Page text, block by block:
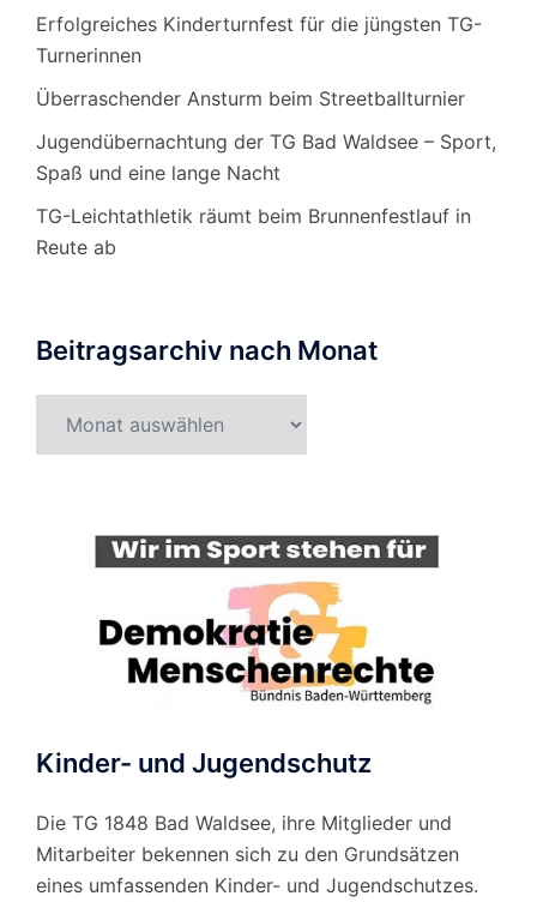
Erfolgreiches Kinderturnfest für die jüngsten TG-
Turnerinnen
Überraschender Ansturm beim Streetballturnier
Jugendübernachtung der TG Bad Waldsee – Sport,
Spaß und eine lange Nacht
TG-Leichtathletik räumt beim Brunnenfestlauf in
Reute ab
Beitragsarchiv nach Monat
Kinder- und Jugendschutz
Die TG 1848 Bad Waldsee, ihre Mitglieder und
Mitarbeiter bekennen sich zu den Grundsätzen
eines umfassenden Kinder- und Jugendschutzes.